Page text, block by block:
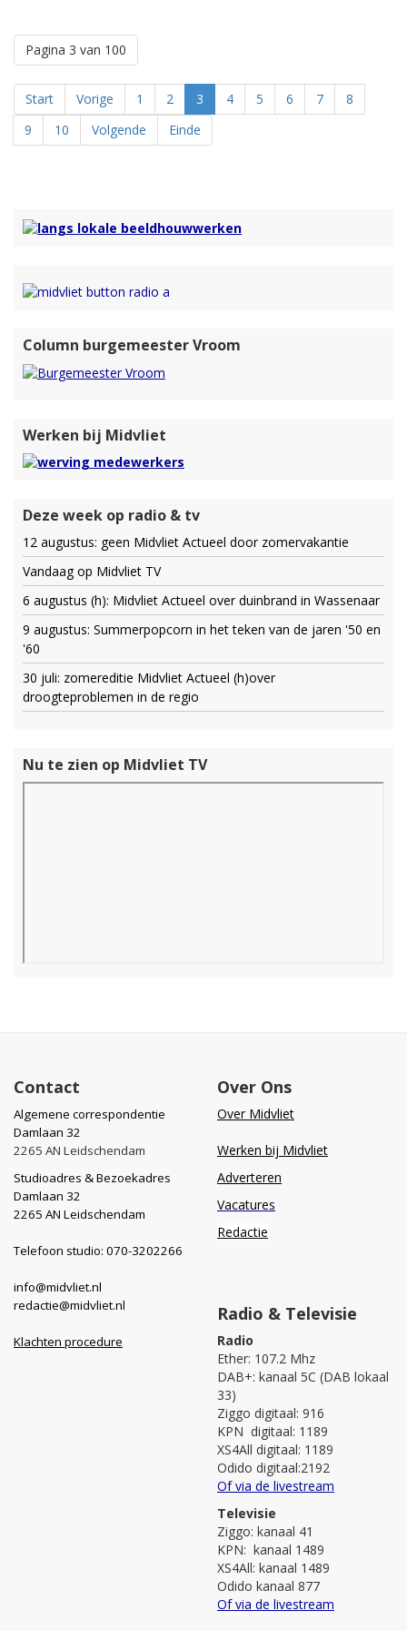
Pagina 3 van 100
Start Vorige 1 2 3 4 5 6 7
8
9
10 Volgende Einde
Column burgemeester Vroom
Werken bij Midvliet
Deze week op radio & tv
12 augustus: geen Midvliet Actueel door zomervakantie
Vandaag op Midvliet TV
6 augustus (h): Midvliet Actueel over duinbrand in Wassenaar
9 augustus: Summerpopcorn in het teken van de jaren '50 en
'60
30 juli: zomereditie Midvliet Actueel (h)over
droogteproblemen in de regio
Nu te zien op Midvliet TV
Contact
Algemene correspondentie
Damlaan 32
2265 AN Leidschendam
Studioadres & Bezoekadres
Damlaan 32
2265 AN Leidschendam
Telefoon studio: 070-3202266
info@midvliet.nl
redactie@midvliet.nl
Klachten procedure
Over Ons
Over Midvliet
Werken bij Midvliet
Adverteren
Vacatures
Redactie
Radio & Televisie
Radio
Ether: 107.2 Mhz
DAB+: kanaal 5C (DAB lokaal
33)
Ziggo digitaal: 916
KPN digitaal: 1189
XS4All digitaal: 1189
Odido digitaal:2192
Of via de livestream
Televisie
Ziggo: kanaal 41
KPN: kanaal 1489
XS4All: kanaal 1489
Odido kanaal 877
Of via de livestream